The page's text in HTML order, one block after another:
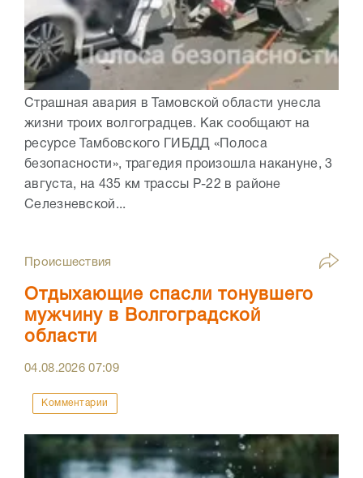
Страшная авария в Тамовской области унесла
жизни троих волгоградцев. Как сообщают на
ресурсе Тамбовского ГИБДД «Полоса
безопасности», трагедия произошла накануне, 3
августа, на 435 км трассы Р-22 в районе
Селезневской...
Происшествия
Отдыхающие спасли тонувшего
мужчину в Волгоградской
области
04.08.202607:09
Комментарии